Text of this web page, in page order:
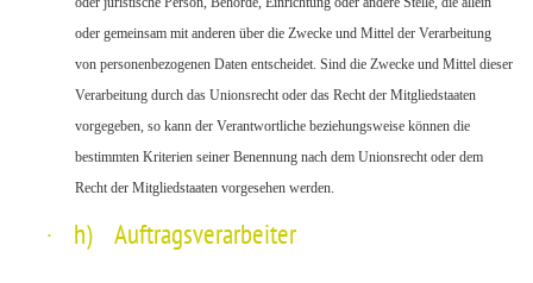
oder gemeinsam mit anderen über die Zwecke und Mittel der Verarbeitung
von personenbezogenen Daten entscheidet. Sind die Zwecke und Mittel dieser
Verarbeitung durch das Unionsrecht oder das Recht der Mitgliedstaaten
vorgegeben, so kann der Verantwortliche beziehungsweise können die
bestimmten Kriterien seiner Benennung nach dem Unionsrecht oder dem
Recht der Mitgliedstaaten vorgesehen werden.
· h) Auftragsverarbeiter